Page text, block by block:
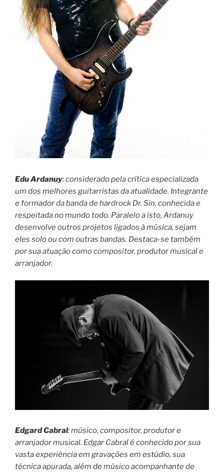
Edu Ardanuy: considerado pela crítica especializada
um dos melhores guitarristas da atualidade. Integrante
e formador da banda de hardrock Dr. Sin, conhecida e
respeitada no mundo todo. Paralelo a isto, Ardanuy
desenvolve outros projetos ligados à música, sejam
eles solo ou com outras bandas. Destaca-se também
por sua atuação como compositor, produtor musical e
arranjador.
Edgard Cabral: músico, compositor, produtor e
arranjador musical. Edgar Cabral é conhecido por sua
vasta experiência em gravações em estúdio, sua
técnica apurada, além de músico acompanhante de